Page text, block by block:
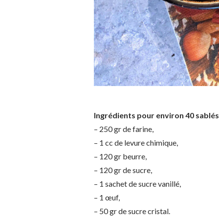
Ingrédients pour environ 40
– 250 gr de farine,
– 1 cc de levure chimique,
– 120 gr beurre,
– 120 gr de sucre,
– 1 sachet de sucre vanillé,
– 1 œuf,
– 50 gr de sucre cristal.